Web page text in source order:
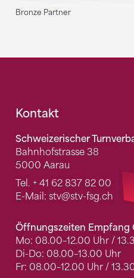
Bronze Partner
Fusszeile
Kontakt
Schweizerischer
Bahnhofstrasse 38
5000 Aarau
Tel. + 41 62 837 82 00
E-Mail: stv@stv-fsg.ch
Öffnungszeiten Empfang
Mo: 08.00–12.00 Uhr /
Di-Do: 08.00–13.00 Uhr
Fr: 08.00–12.00 Uhr /